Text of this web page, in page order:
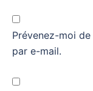
Prévenez-moi
par e-mail.